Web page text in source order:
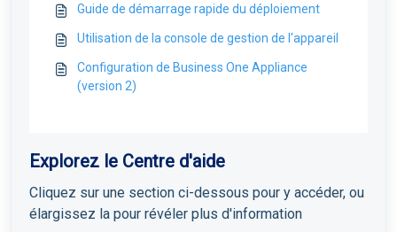
Guide de démarrage rapide du déploiement
Utilisation de la console de gestion de l'appareil
Configuration de Business One Appliance
(version 2)
Explorez le Centre d'aide
Cliquez sur une section ci-dessous pour y accéder, ou
élargissez la pour révéler plus d'information